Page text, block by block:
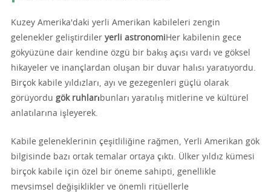
Kuzey Amerika'daki yerli Amerikan kabileleri zengin
gelenekler geliştirdiler yerli astronomi Her kabilenin gece
gökyüzüne dair kendine özgü bir bakış açısı vardı ve göksel
hikayeler ve inançlardan oluşan bir duvar halısı yaratıyordu.
Birçok kabile yıldızları, ayı ve gezegenleri güçlü olarak
görüyordu gök ruhları bunları yaratılış mitlerine ve kültürel
anlatılarına işleyerek.
Kabile geleneklerinin çeşitliliğine rağmen, Yerli Amerikan gök
bilgisinde bazı ortak temalar ortaya çıktı. Ülker yıldız kümesi
birçok kabile için özel bir öneme sahipti, genellikle
mevsimsel değişiklikler ve önemli ritüellerle